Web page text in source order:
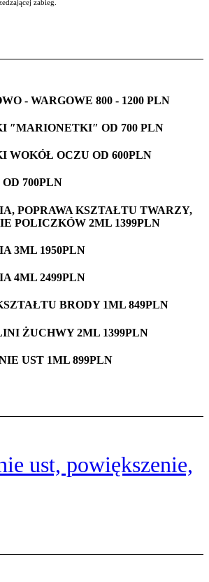
zabieg.
- WARGOWE 800 - 1200 PLN
″MARIONETKI″ OD 700 PLN
WOKÓŁ OCZU OD 600PLN
700PLN
POPRAWA KSZTAŁTU TWARZY,
POLICZKÓW 2ML 1399PLN
3ML 1950PLN
4ML 2499PLN
BRODY 1ML 849PLN
ŻUCHWY 2ML 1399PLN
UST 1ML 899PLN
ust, powiększenie,